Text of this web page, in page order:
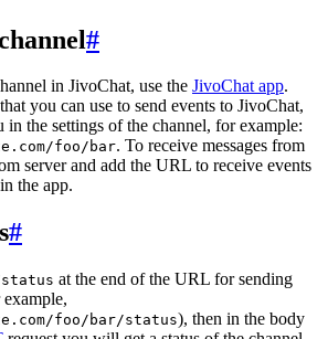
#
in JivoChat, use the JivoChat app.
you can use to send events to JivoChat,
the settings of the channel, for example:
foo/bar. To receive messages from
server and add the URL to receive events
the app.
#
at the end of the URL for sending
foo/bar/status), then in the body